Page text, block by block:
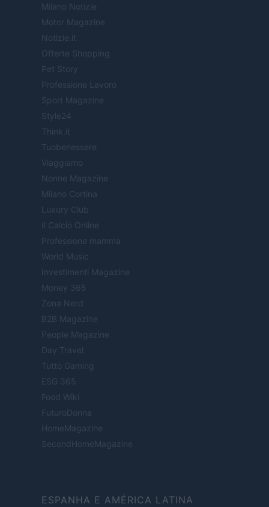
Milano Notizie
Motor Magazine
Notizie.it
Offerte Shopping
Pet Story
Professione Lavoro
Sport Magazine
Style24
Think.it
Tuobenessere
Viaggiamo
Nonne Magazine
Milano Cortina
Luxury Club
Il Calcio Online
Professione mamma
World Music
Investimenti Magazine
Money 365
Zona Nerd
B2B Magazine
People Magazine
Day Travel
Tutto Gaming
ESG 365
Food Wiki
FuturoDonna
HomeMagazine
SecondHomeMagazine
ESPANHA E AMÉRICA LATINA